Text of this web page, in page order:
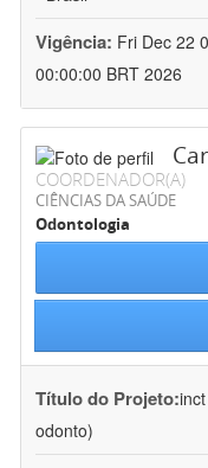
Vigência: Fri Dec 22
00:00:00 BRT 2026
COORDENADOR(A)
CIÊNCIAS DA SAÚDE
Odontologia
Título do Projeto:
odonto)